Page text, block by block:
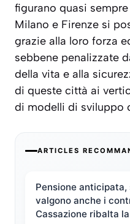
figurano quasi
Milano e Firenze si
grazie alla loro forza
sebbene penalizzate
della vita e alla
di queste città ai
di modelli di sviluppo
ARTICLES
Pensione
valgono anche i
Cassazione ribalta la